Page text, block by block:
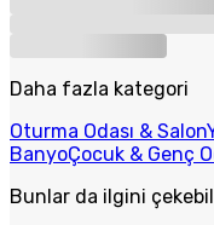
Daha fazla kategori
Oturma Odası & Salon
BanyoÇocuk & Genç
Bunlar da ilgini